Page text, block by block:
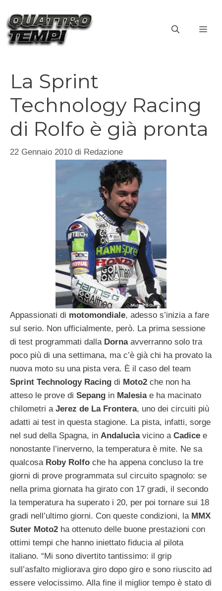
contenuto
La Sprint
Technology Racing
di Rolfo è già pronta
22 Gennaio 2010 di Redazione
Appassionati di motomondiale, adesso s’inizia a fare
sul serio. Non ufficialmente, però. La prima sessione
di test programmati dalla Dornaavverranno solo tra
poco più di una settimana, ma c’è già chi ha provato la
nuova moto su una pista vera. È il caso del team
Sprint Technology Racing di Moto2 che non ha
atteso le prove di Sepang in Malesiae ha macinato
chilometri a Jerez de La Frontera, uno dei circuiti più
adatti ai test in questa stagione. La pista, infatti, sorge
nel sud della Spagna, in Andalucìavicino a Cadice e
nonostante l’inerverno, la temperatura è mite. Ne sa
qualcosa Roby Rolfo che ha appena concluso la tre
giorni di prove programmata sul circuito spagnolo: se
nella prima giornata ha girato con 17 gradi, il secondo
la temperatura ha superato i 20, per poi tornare sui 18
gradi nell’ultimo giorni. Con queste condizioni, la MMX
Suter Moto2 ha ottenuto delle buone prestazioni con
ottimi tempi che hanno iniettato fiducia al pilota
italiano. “Mi sono divertito tantissimo: il grip
sull’asfalto migliorava giro dopo giro e sono riuscito ad
essere velocissimo. Alla fine il miglior tempo è stato di